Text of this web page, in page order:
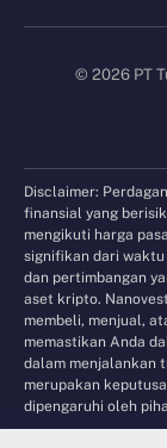
© 2026 PT
Disclaimer:
finansial yang
mengikuti harga
signifikan dari
dan pertimbangan
aset kripto.
membeli, menjual,
memastikan Anda
dalam menjalankan
merupakan
dipengaruhi oleh